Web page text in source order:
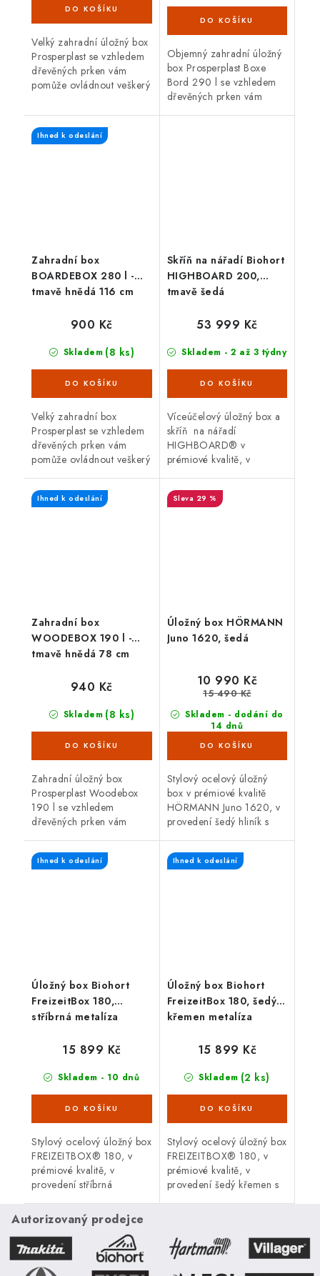
Velký zahradní úložný box
Prosperplast se vzhledem
dřevěných prken vám
pomůže ovládnout veškerý
280 litrů představuje
praktického pomocníka na
zahradu,...
Objemný zahradní úložný
box Prosperplast Boxe
Bord 290 l se vzhledem
dřevěných prken vám
Zahradní box
BOARDEBOX 280 l -
tmavě hnědá 116 cm
Ihned k odeslání
Skladem (8 ks)
900 Kč
Velký zahradní box
Prosperplast se vzhledem
dřevěných prken vám
pomůže ovládnout veškerý
280 litrů představuje
praktického pomocníka na
Skříň na nářadí Biohort
HIGHBOARD 200,
tmavě šedá
Skladem - 2 až 3 týdny
53 999 Kč
Víceúčelový úložný box a
skříň na nářadí
HIGHBOARD® v
prémiové kvalitě, v
metalíza s dvoukřídlými
dveřmi a horním víkem.
Zahradní box
WOODEBOX 190 l -
tmavě hnědá 78 cm
Ihned k odeslání
Skladem (8 ks)
940 Kč
Zahradní úložný box
Prosperplast Woodebox
190 l se vzhledem
dřevěných prken vám
nepořádek. Box o objemu
190 litrů představuje
Úložný box HÖRMANN
Juno 1620, šedá
29 %
Skladem - dodání do
14 dnů
10 990 Kč
15 490 Kč
Stylový ocelový úložný
box v prémiové kvalitě
HÖRMANN Juno 1620, v
provedení šedý hliník s
nastavitelnými patkami a
rychlou jednoduchou...
Úložný box Biohort
FreizeitBox 180,
stříbrná metalíza
Ihned k odeslání
Skladem - 10 dnů
15 899 Kč
Stylový ocelový úložný box
FREIZEITBOX® 180, v
prémiové kvalitě, v
provedení stříbrná
horním víkem. Vnější
rozměry 181 x 79 cm.
Atraktivní design,...
Úložný box Biohort
FreizeitBox 180, šedý
křemen metalíza
Ihned k odeslání
Skladem (2 ks)
15 899 Kč
Stylový ocelový úložný box
FREIZEITBOX® 180, v
prémiové kvalitě, v
provedení šedý křemen s
bezpečnost,...
Autorizovaný prodejce